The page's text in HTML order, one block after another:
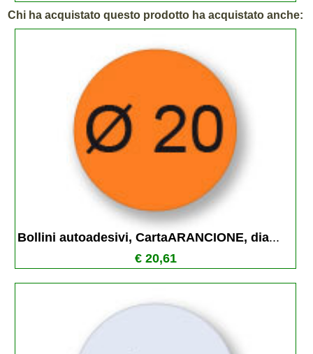
Chi ha acquistato questo prodotto ha acquistato anche:
Bollini autoadesivi, CartaARANCIONE, dia...
€ 20,61